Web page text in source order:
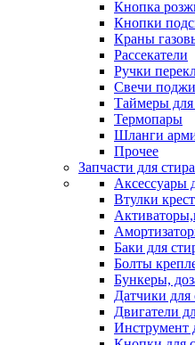
Кнопка
Кнопки
Краны
Рассекатели
Ручки
Свечи
Таймеры для
Термопары
Шланги
Прочее
Запчасти для
Аксессуары
Втулки
Баки для
Болты
Бункеры,
Датчики
Двигатели
Инструмент